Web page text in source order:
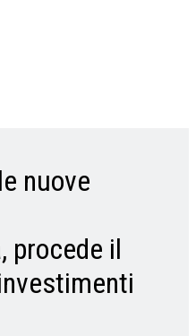
nuove
procede il